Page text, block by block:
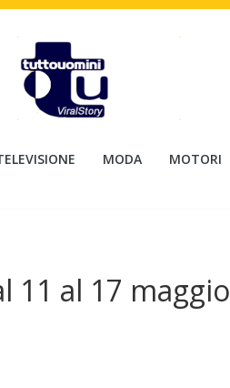
MODA MOTORI
11 al 17 maggio